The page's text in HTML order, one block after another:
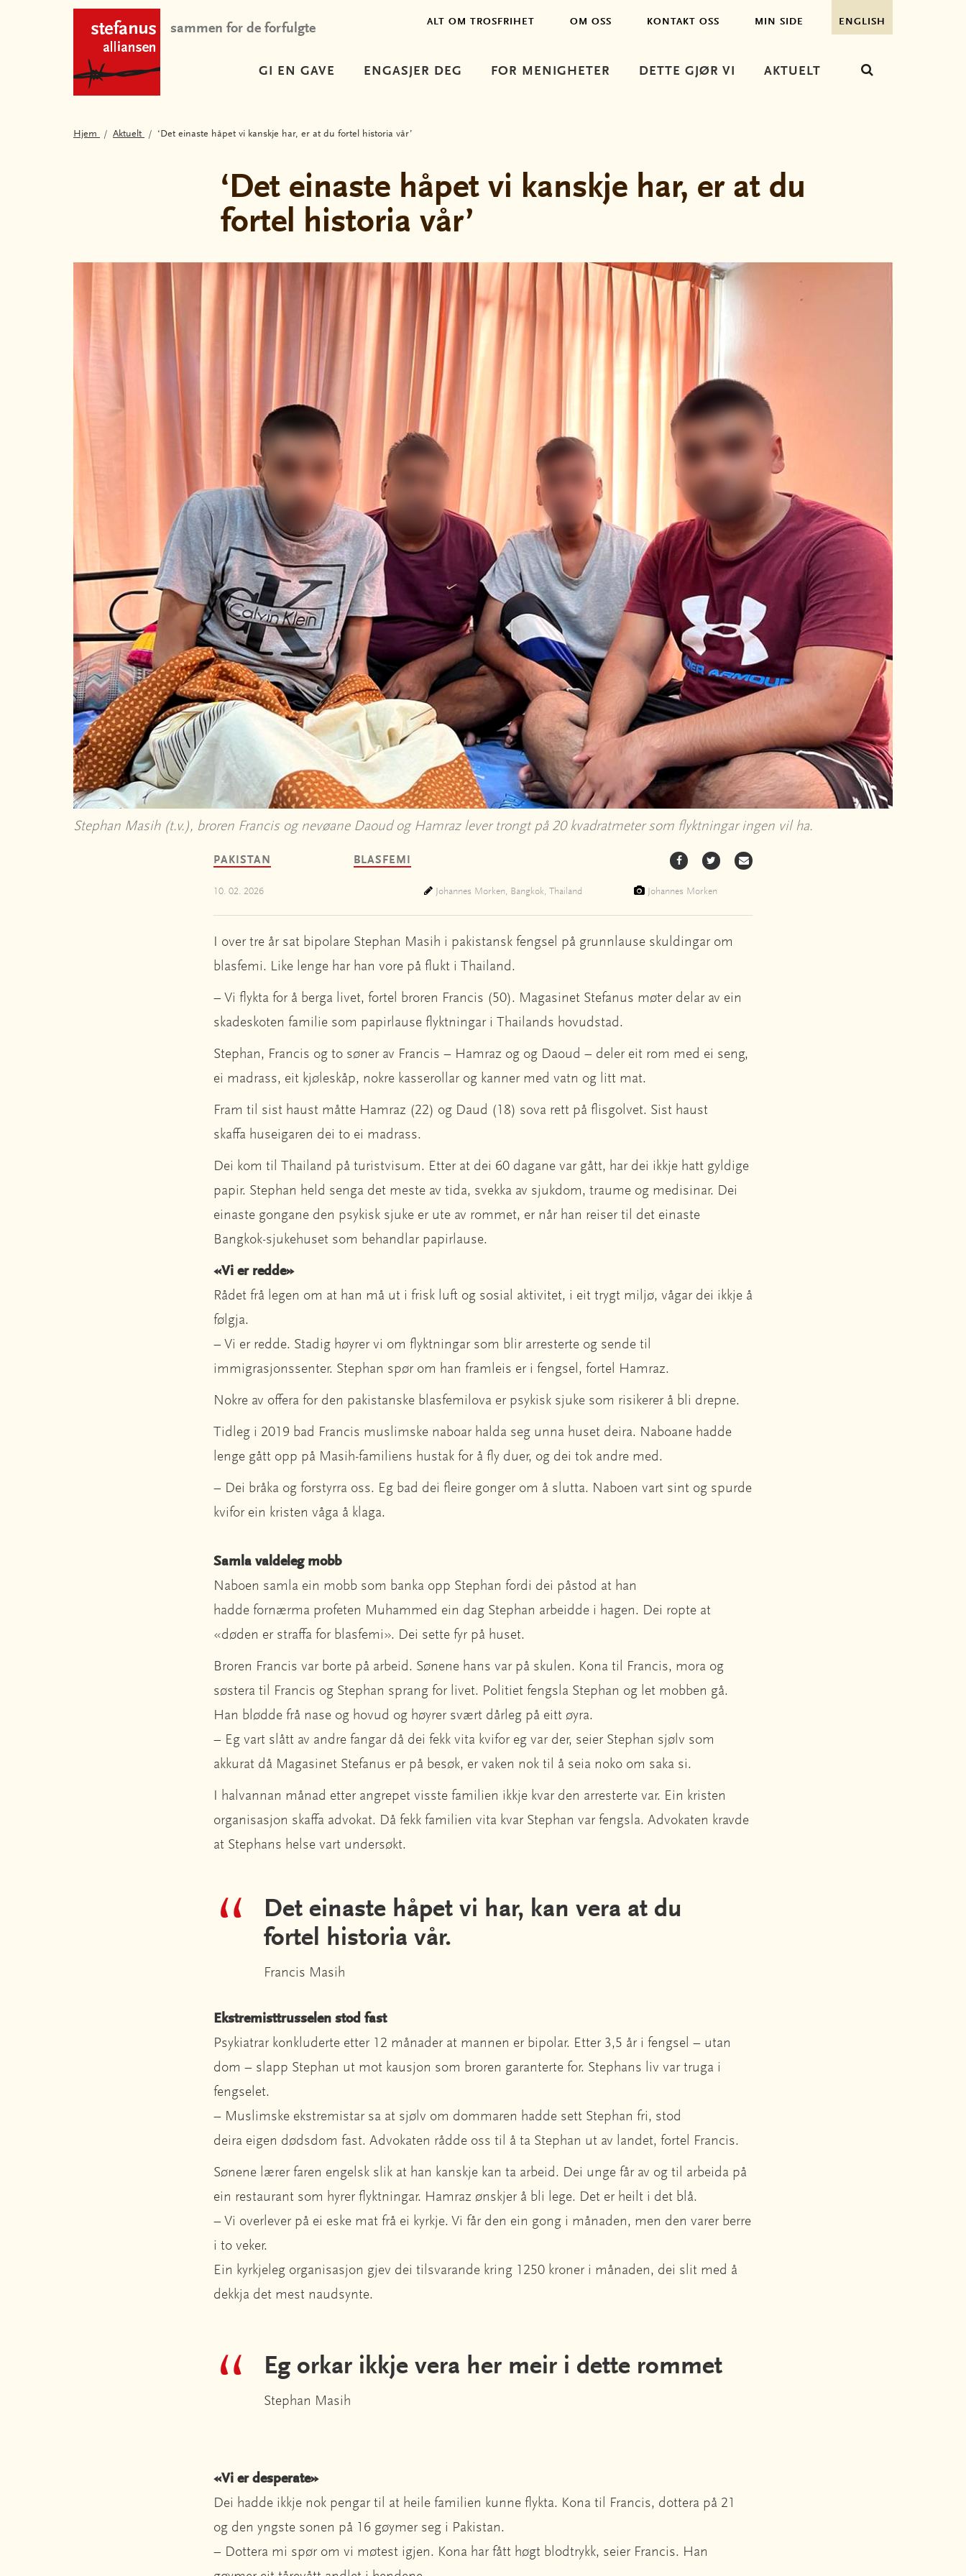
sammen for de forfulgte
GI EN GAVE ENGASJER DEG FOR MENIGHETER DETTE GJØR VI AKTUELT
ALT OM TROSFRIHET OM OSS KONTAKT OSS MIN SIDE ENGLISH
Hjem Aktuelt ‘Det einaste håpet vi kanskje har, er at du fortel historia vår’
‘Det einaste håpet vi kanskje har, er at du
fortel historia vår’
Stephan Masih (t.v.), broren Francis og nevøane Daoud og Hamraz lever trongt på 20 kvadratmeter som flyktningar ingen vil ha.
PAKISTAN BLASFEMI
10. 02. 2026 Johannes Morken, Bangkok, Thailand Johannes Morken
I over tre år sat bipolare Stephan Masih i pakistansk fengsel på grunnlause skuldingar om
blasfemi. Like lenge har han vore på flukt i Thailand.
– Vi flykta for å berga livet, fortel broren Francis (50). Magasinet Stefanus møter delar av ein
skadeskoten familie som papirlause flyktningar i Thailands hovudstad.
Stephan, Francis og to søner av Francis – Hamraz og og Daoud – deler eit rom med ei seng,
ei madrass, eit kjøleskåp, nokre kasserollar og kanner med vatn og litt mat.
Fram til sist haust måtte Hamraz (22) og Daud (18) sova rett på flisgolvet. Sist haust
skaffa huseigaren dei to ei madrass.
Dei kom til Thailand på turistvisum. Etter at dei 60 dagane var gått, har dei ikkje hatt gyldige
papir. Stephan held senga det meste av tida, svekka av sjukdom, traume og medisinar. Dei
einaste gongane den psykisk sjuke er ute av rommet, er når han reiser til det einaste
Bangkok-sjukehuset som behandlar papirlause.
«Vi er redde»
Rådet frå legen om at han må ut i frisk luft og sosial aktivitet, i eit trygt miljø, vågar dei ikkje å
følgja.
– Vi er redde. Stadig høyrer vi om flyktningar som blir arresterte og sende til
immigrasjonssenter. Stephan spør om han framleis er i fengsel, fortel Hamraz.
Nokre av offera for den pakistanske blasfemilova er psykisk sjuke som risikerer å bli drepne.
Tidleg i 2019 bad Francis muslimske naboar halda seg unna huset deira. Naboane hadde
lenge gått opp på Masih-familiens hustak for å fly duer, og dei tok andre med.
– Dei bråka og forstyrra oss. Eg bad dei fleire gonger om å slutta. Naboen vart sint og spurde
kvifor ein kristen våga å klaga.
Samla valdeleg mobb
Naboen samla ein mobb som banka opp Stephan fordi dei påstod at han
hadde fornærma profeten Muhammed ein dag Stephan arbeidde i hagen. Dei ropte at
«døden er straffa for blasfemi». Dei sette fyr på huset.
Broren Francis var borte på arbeid. Sønene hans var på skulen. Kona til Francis, mora og
søstera til Francis og Stephan sprang for livet. Politiet fengsla Stephan og let mobben gå.
Han blødde frå nase og hovud og høyrer svært dårleg på eitt øyra.
– Eg vart slått av andre fangar då dei fekk vita kvifor eg var der, seier Stephan sjølv som
akkurat då Magasinet Stefanus er på besøk, er vaken nok til å seia noko om saka si.
I halvannan månad etter angrepet visste familien ikkje kvar den arresterte var. Ein kristen
organisasjon skaffa advokat. Då fekk familien vita kvar Stephan var fengsla. Advokaten kravde
at Stephans helse vart undersøkt.
Det einaste håpet vi har, kan vera at du
fortel historia vår.
Francis Masih
Ekstremisttrusselen stod fast
Psykiatrar konkluderte etter 12 månader at mannen er bipolar. Etter 3,5 år i fengsel – utan
dom – slapp Stephan ut mot kausjon som broren garanterte for. Stephans liv var truga i
fengselet.
– Muslimske ekstremistar sa at sjølv om dommaren hadde sett Stephan fri, stod
deira eigen dødsdom fast. Advokaten rådde oss til å ta Stephan ut av landet, fortel Francis.
Sønene lærer faren engelsk slik at han kanskje kan ta arbeid. Dei unge får av og til arbeida på
ein restaurant som hyrer flyktningar. Hamraz ønskjer å bli lege. Det er heilt i det blå.
– Vi overlever på ei eske mat frå ei kyrkje. Vi får den ein gong i månaden, men den varer berre
i to veker.
Ein kyrkjeleg organisasjon gjev dei tilsvarande kring 1250 kroner i månaden, dei slit med å
dekkja det mest naudsynte.
Eg orkar ikkje vera her meir i dette rommet
Stephan Masih
«Vi er desperate»
Dei hadde ikkje nok pengar til at heile familien kunne flykta. Kona til Francis, dottera på 21
og den yngste sonen på 16 gøymer seg i Pakistan.
– Dottera mi spør om vi møtest igjen. Kona har fått høgt blodtrykk, seier Francis. Han